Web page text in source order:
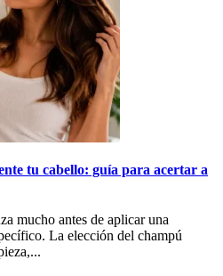
tu cabello: guía para acertar a
mucho antes de aplicar una
La elección del champú